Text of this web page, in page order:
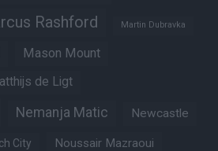
Rashford Martin Dubravka
Mason Mount
de Ligt
Nemanja Matic Newcastle
City Noussair Mazraoui